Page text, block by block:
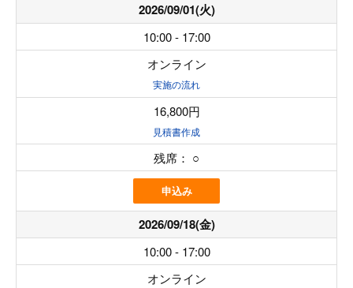
2026/09/01(火)
10:00 - 17:00
オンライン
実施の流れ
16,800円
見積書作成
残席： ○
申込み
2026/09/18(金)
10:00 - 17:00
オンライン